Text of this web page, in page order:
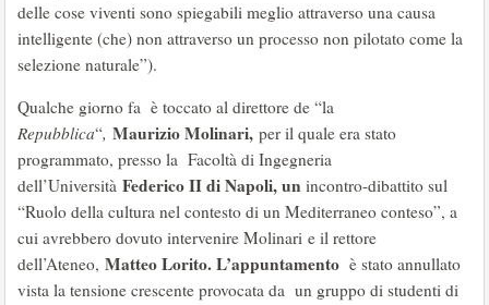
delle cose viventi sono spiegabili meglio attraverso una causa
intelligente (che) non attraverso un processo non pilotato come la
selezione naturale”).
Qualche giorno fa è toccato al direttore de “la
Repubblica“, Maurizio Molinari, per il quale era stato
programmato, presso la Facoltà di Ingegneria
dell’Università Federico II di Napoli, un incontro-dibattito sul
“Ruolo della cultura nel contesto di un Mediterraneo conteso”, a
cui avrebbero dovuto intervenire Molinari e il rettore
dell’Ateneo, Matteo Lorito. L’appuntamento è stato annullato
vista la tensione crescente provocata da un gruppo di studenti di